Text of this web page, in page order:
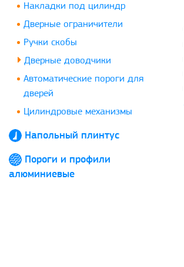
Накладки под цилиндр
Дверные ограничители
Ручки скобы
Дверные доводчики
Автоматические пороги для
дверей
Цилиндровые механизмы
Напольный плинтус
Пороги и профили
алюминиевые